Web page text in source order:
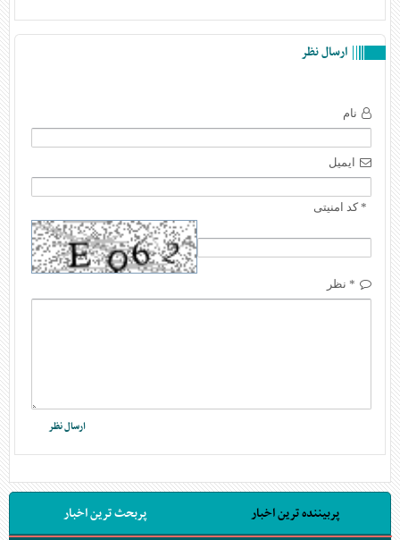
ارسال نظر
نام
ایمیل
* کد امنیتی
* نظر
پربیننده ترین اخبار پربحث ترین اخبار